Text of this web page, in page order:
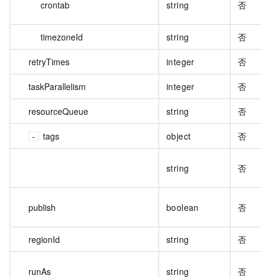
crontab string 否
timezoneId string 否
retryTimes integer 否
taskParallelism integer 否
resourceQueue string 否
tags object 否
string 否
publish boolean 否
regionId string 否
runAs string 否